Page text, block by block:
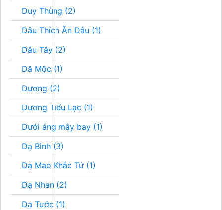
Duy Thùng (2)
Dâu Thích Ăn Dâu (1)
Dâu Tây (2)
Dã Mộc (1)
Dương (2)
Dương Tiểu Lạc (1)
Dưới áng mây bay (1)
Dạ Bình (3)
Dạ Mao Khắc Tử (1)
Dạ Nhan (2)
Dạ Tước (1)